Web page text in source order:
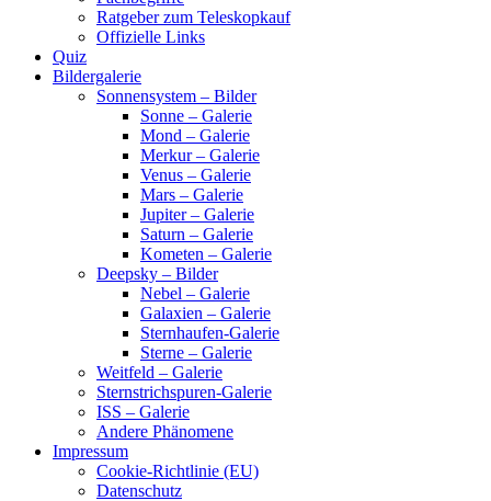
Ratgeber zum Teleskopkauf
Offizielle Links
Quiz
Bildergalerie
Sonnensystem – Bilder
Sonne – Galerie
Mond – Galerie
Merkur – Galerie
Venus – Galerie
Mars – Galerie
Jupiter – Galerie
Saturn – Galerie
Kometen – Galerie
Deepsky – Bilder
Nebel – Galerie
Galaxien – Galerie
Sternhaufen-Galerie
Sterne – Galerie
Weitfeld – Galerie
Sternstrichspuren-Galerie
ISS – Galerie
Andere Phänomene
Impressum
Cookie-Richtlinie (EU)
Datenschutz